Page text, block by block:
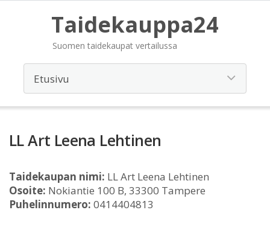
Taidekauppa24
Suomen taidekaupat vertailussa
LL Art Leena Lehtinen
Taidekaupan nimi: LL Art Leena Lehtinen
Osoite: Nokiantie 100 B, 33300 Tampere
Puhelinnumero: 0414404813